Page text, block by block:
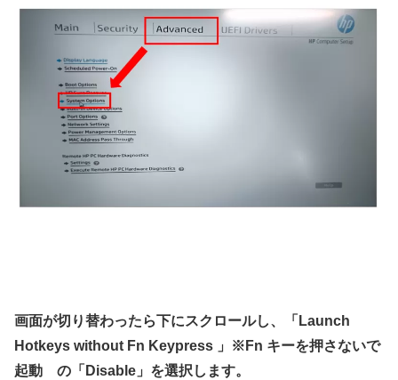
画面が切り替わったら下にスクロールし、「Launch
Hotkeys without Fn Keypress 」※Fn キーを押さないで
起動 の「Disable」を選択します。